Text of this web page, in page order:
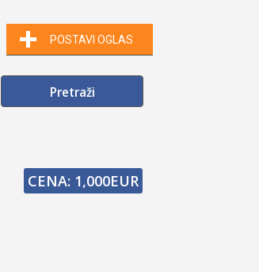
POSTAVI OGLAS
CENA: 1,000EUR